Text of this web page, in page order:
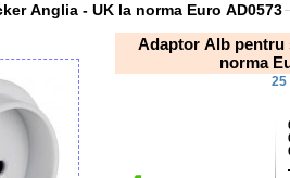
Anglia - UK la norma Euro AD0573
Adaptor Alb pentru
norma
25